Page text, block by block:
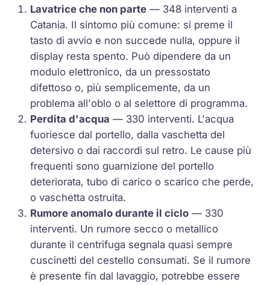
Lavatrice che non parte — 348 interventi a
Catania. Il sintomo più comune: si preme il
tasto di avvio e non succede nulla, oppure il
display resta spento. Può dipendere da un
modulo elettronico, da un pressostato
difettoso o, più semplicemente, da un
problema all'oblo o al selettore di programma.
Perdita d'acqua — 330 interventi. L'acqua
fuoriesce dal portello, dalla vaschetta del
detersivo o dai raccordi sul retro. Le cause più
frequenti sono guarnizione del portello
deteriorata, tubo di carico o scarico che perde,
o vaschetta ostruita.
Rumore anomalo durante il ciclo — 330
interventi. Un rumore secco o metallico
durante il centrifuga segnala quasi sempre
cuscinetti del cestello consumati. Se il rumore
è presente fin dal lavaggio, potrebbe essere